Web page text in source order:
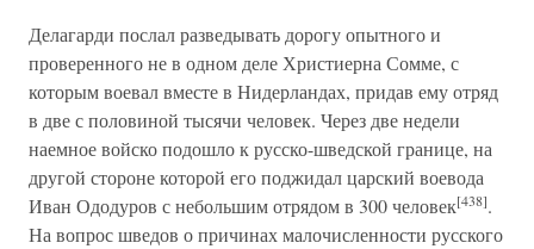
Делагарди послал разведывать дорогу опытного и
проверенного не в одном деле Христиерна Сомме, с
которым воевал вместе в Нидерландах, придав ему отряд
в две с половиной тысячи человек. Через две недели
наемное войско подошло к русско-шведской границе, на
другой стороне которой его поджидал царский воевода
Иван Ододуров с небольшим отрядом в 300 человек[438].
На вопрос шведов о причинах малочисленности русского